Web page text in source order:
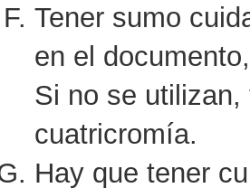
Tener sumo
en el
Si no se
cuatricromía.
Hay que tener